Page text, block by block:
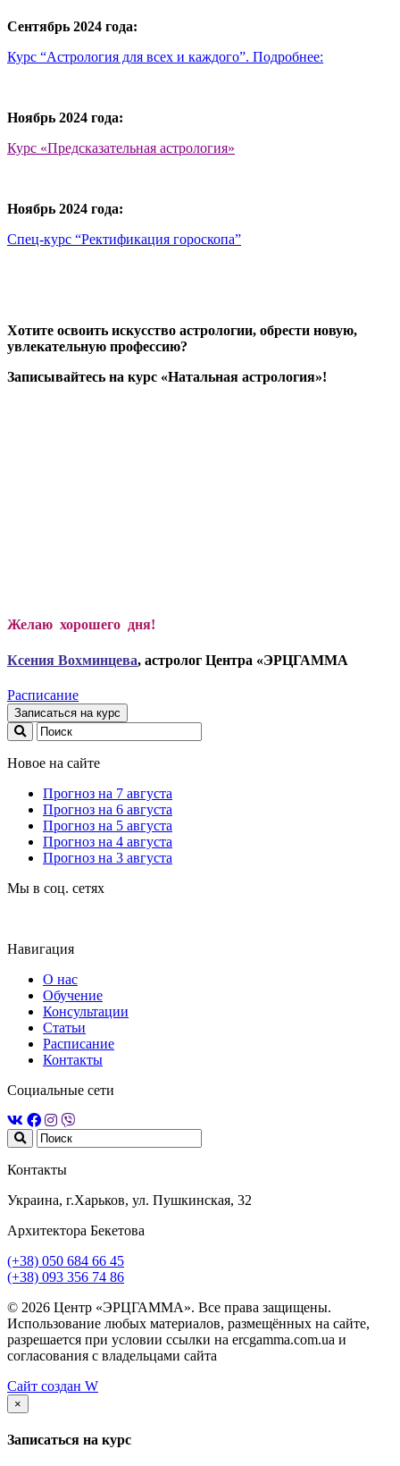
Сентябрь 2024 года:
Курс “Астрология для всех и каждого”. Подробнее:
Ноябрь 2024 года:
Курс «Предсказательная астрология»
Ноябрь 2024 года:
Спец-курс “Ректификация гороскопа”
Хотите освоить искусство астрологии, обрести новую,
увлекательную профессию?
Записывайтесь на курс «Натальная астрология»!
Желаю хорошего дня!
Ксения Вохминцева, астролог Центра «ЭРЦГАММА
Расписание
Записаться на курс
Новое на сайте
Прогноз на 7 августа
Прогноз на 6 августа
Прогноз на 5 августа
Прогноз на 4 августа
Прогноз на 3 августа
Мы в соц. сетях
Навигация
О нас
Обучение
Консультации
Статьи
Расписание
Контакты
Социальные сети
Контакты
Украина, г.Харьков, ул. Пушкинская, 32
Архитектора Бекетова
(+38) 050 684 66 45
(+38) 093 356 74 86
© 2026 Центр «ЭРЦГАММА». Все права защищены.
Использование любых материалов, размещённых на сайте,
разрешается при условии ссылки на ercgamma.com.ua и
согласования с владельцами сайта
Сайт создан W
×
Записаться на курс